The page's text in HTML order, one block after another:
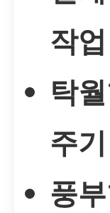
작
탁
주
풍